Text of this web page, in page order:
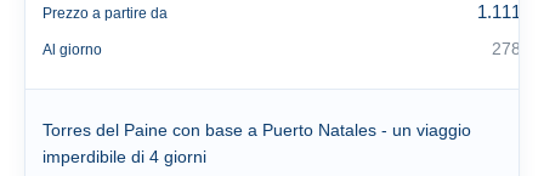
Prezzo a partire da 1.111 €
Al giorno 278 €
Torres del Paine con base a Puerto Natales - un viaggio
imperdibile di 4 giorni